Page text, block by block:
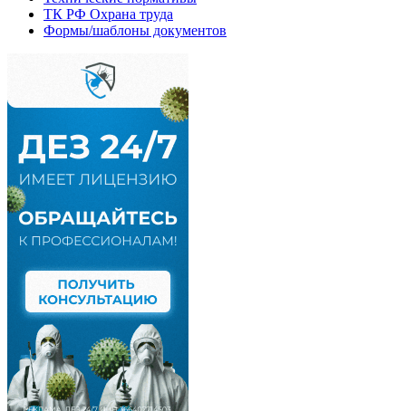
ТК РФ Охрана труда
Формы/шаблоны документов